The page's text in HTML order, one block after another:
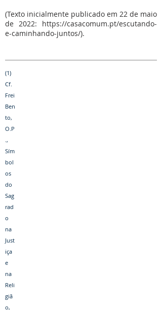
(Texto inicialmente publicado em 22 de maio
de 2022: https://casacomum.pt/escutando-
e-caminhando-juntos/).
(1)
Cf.
Frei
Ben
to,
O.P
.,
Sím
bol
os
do
Sag
rad
o
na
Just
iça
e
na
Reli
giã
o,